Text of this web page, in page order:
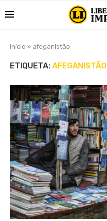
Início » afeganistão
ETIQUETA: AFEGANISTÃO